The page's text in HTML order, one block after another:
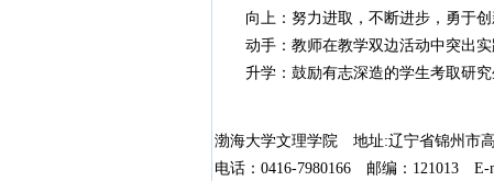
向上：努力进取，不断进步，勇于创
动手：教师在教学双边活动中突出实
升学：鼓励有志深造的学生考取研究
渤海大学文理学院 地址:辽宁省锦州市
电话：0416-7980166 邮编：121013 E-